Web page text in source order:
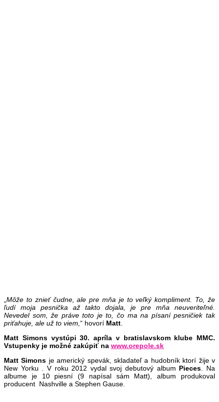
Môže to znieť čudne, ale pre mňa je to veľký kompliment. To, že
ľudí moja pesnička až takto dojala, je pre mňa neuveriteľné.
Nevedel som, že práve toto je to, čo ma na písaní pesničiek tak
priťahuje, ale už to viem, “ hovorí Matt
Matt Simons vystúpi 30. apríla v bratislavskom klube MMC.
Vstupenky je možné zakúpiť na www.orepole.sk
Matt Simons je americký spevák, skladateľ a hudobník ktorí žije v
New Yorku . V roku 2012 vydal svoj ​​debutový album Pieces . Na
albume je 10 piesní (9 napísal sám Matt), album produkoval
producent Nashville a Stephen Gause.